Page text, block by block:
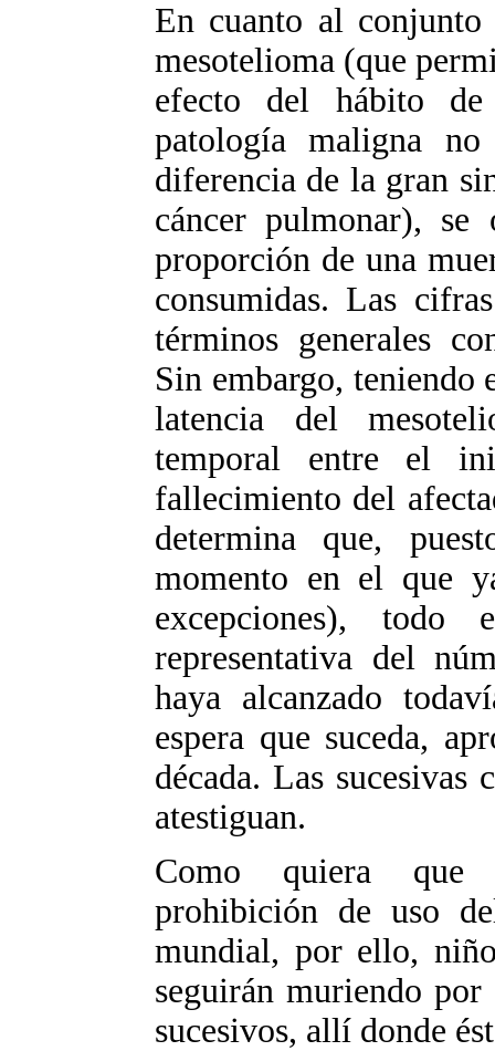
En cuanto al
mesotelioma (que
efecto del hábito
patología maligna
diferencia de la gran
cáncer pulmonar), se
proporción de una
consumidas. Las
términos generales
Sin embargo, teniendo
latencia del
temporal entre el
fallecimiento del
determina que,
momento en el que
excepciones),
representativa del
haya alcanzado
espera que suceda,
década. Las sucesivas
atestiguan.
Como quiera que
prohibición de uso
mundial, por ello,
seguirán muriendo por
sucesivos, allí donde